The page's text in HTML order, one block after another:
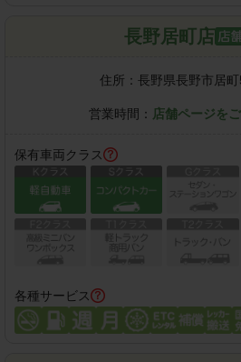
長野居町店
住所： 長野県長野市居
営業時間： 店舗ページを
保有車両クラス
各種サービス